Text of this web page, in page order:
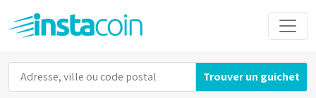
Trouver un guichet